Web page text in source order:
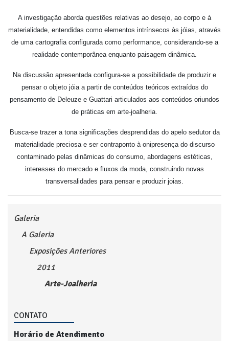
A investigação aborda questões relativas ao desejo, ao corpo e à
materialidade, entendidas como elementos intrínsecos às jóias, através
de uma cartografia configurada como performance, considerando-se a
realidade contemporânea enquanto paisagem dinâmica.
Na discussão apresentada configura-se a possibilidade de produzir e
pensar o objeto jóia a partir de conteúdos teóricos extraídos do
pensamento de Deleuze e Guattari articulados aos conteúdos oriundos
de práticas em arte-joalheria.
Busca-se trazer a tona significações desprendidas do apelo sedutor da
materialidade preciosa e ser contraponto à onipresença do discurso
contaminado pelas dinâmicas do consumo, abordagens estéticas,
interesses do mercado e fluxos da moda, construindo novas
transversalidades para pensar e produzir joias.
Galeria
A Galeria
Exposições Anteriores
2011
Arte-Joalheria
CONTATO
Horário de Atendimento